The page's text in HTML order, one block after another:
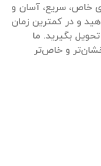
خاص، سریع، آسان و
و در کمترین زمان
بگیرید. ما
و خاص‌تر